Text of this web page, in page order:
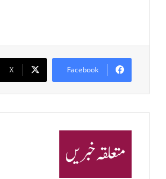
Facebook
X
متعلقہ خبریں